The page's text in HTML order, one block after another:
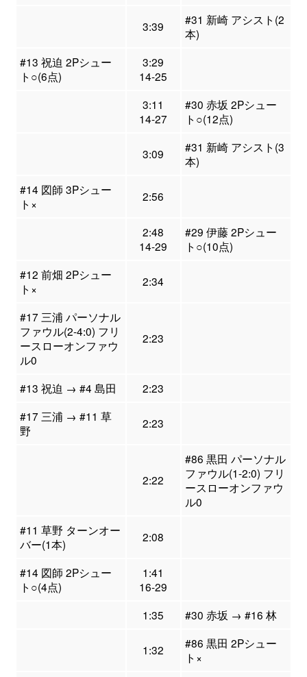
3:39
#31 新崎 アシスト(2
本)
#13 祝迫 2Pシュー
ト○(6点)
3:29
14-25
3:11
14-27
#30 赤坂 2Pシュー
ト○(12点)
3:09
#31 新崎 アシスト(3
本)
#14 図師 3Pシュー
ト×
2:56
2:48
14-29
#29 伊藤 2Pシュー
ト○(10点)
#12 前畑 2Pシュー
ト×
2:34
#17 三浦 パーソナル
ファウル(2-4:0) フリ
ースローオンファウ
ル0
2:23
#13 祝迫 → #4 島田
2:23
#17 三浦 → #11 草
野
2:23
2:22
#86 黒田 パーソナル
ファウル(1-2:0) フリ
ースローオンファウ
ル0
#11 草野 ターンオー
バー(1本)
2:08
#14 図師 2Pシュー
ト○(4点)
1:41
16-29
1:35
#30 赤坂 → #16 林
1:32
#86 黒田 2Pシュー
ト×